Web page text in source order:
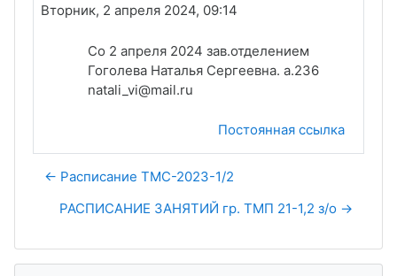
Вторник, 2 апреля 2024, 09:14
Со 2 апреля 2024 зав.отделением
Гоголева Наталья Сергеевна. а.236
natali_vi@mail.ru
Постоянная ссылка
← Расписание ТМС-2023-1/2
РАСПИСАНИЕ ЗАНЯТИЙ гр. ТМП 21-1,2 з/о →